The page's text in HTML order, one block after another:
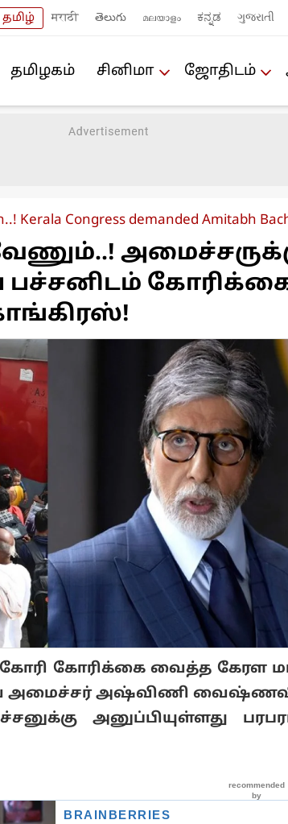
தமிழ் मराठी తెలుగు മലയാളം ಕನ್ನಡ ગુજરાતી
த‌மிழக‌ம் சினிமா ஜோ‌திட‌ம்
Kerala Congress demanded Amitabh
பச்சனிடம்
கோரிக்கை வைத்த கேரள
அமைச்சர் அஷ்விணி
அனுப்பியுள்ளது